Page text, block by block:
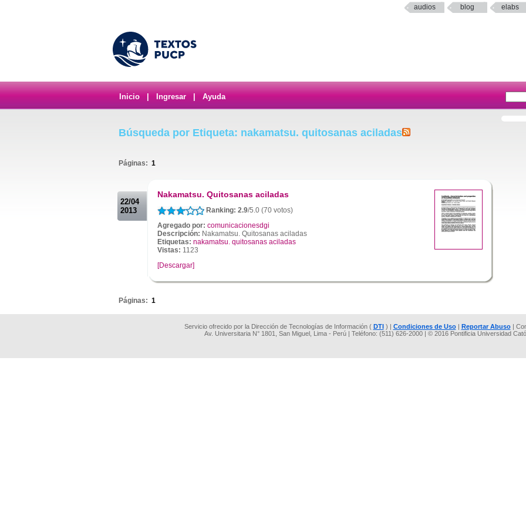
audios blog elabs
Inicio Ingresar Ayuda
Búsqueda por Etiqueta: nakamatsu. quitosanas aciladas
Páginas: 1
22/04
2013
Nakamatsu. Quitosanas aciladas
Ranking: 2.9/5.0 (70 votos)
Agregado por: comunicacionesdgi
Descripción: Nakamatsu. Quitosanas aciladas
Etiquetas: nakamatsu. quitosanas aciladas
Vistas: 1123
[Descargar]
Páginas: 1
Servicio ofrecido por la Dirección de Tecnologías de Información ( DTI) | Condiciones de Uso| Reportar Abuso|
Av. Universitaria N° 1801, San Miguel, Lima - Perú | Teléfono: (511) 626-2000 | © 2016 Pontificia Universidad